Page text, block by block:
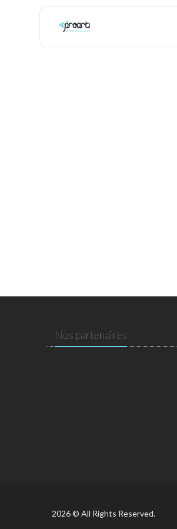
Nos partenaires
2026 © All Rights Reserved.